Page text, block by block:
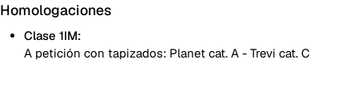
Homologaciones
Clase 1IM:
A petición con tapizados: Planet cat. A - Trevi cat. C